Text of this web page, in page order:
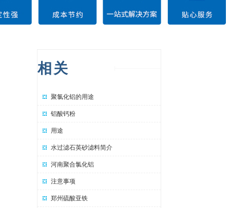
相关
聚氯化铝的用途
铝酸钙粉
用途
水过滤石英砂滤料简介
河南聚合氯化铝
注意事项
郑州硫酸亚铁